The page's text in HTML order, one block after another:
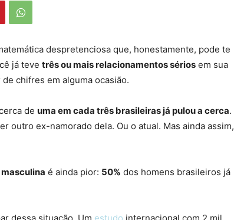
despretenciosa que, honestamente, pode te
já teve três ou mais relacionamentos sérios em sua
chifres em alguma ocasião.
de uma em cada três brasileiras já pulou a cerca.
outro ex-namorado dela. Ou o atual. Mas ainda assim,
é ainda pior: 50% dos homens brasileiros já